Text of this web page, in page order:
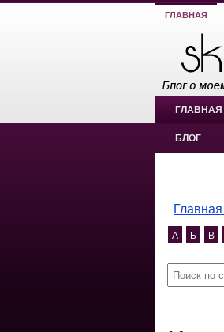
ГЛАВНАЯ
ГЛАВНАЯ
БЛОГ
Главная
А Б В